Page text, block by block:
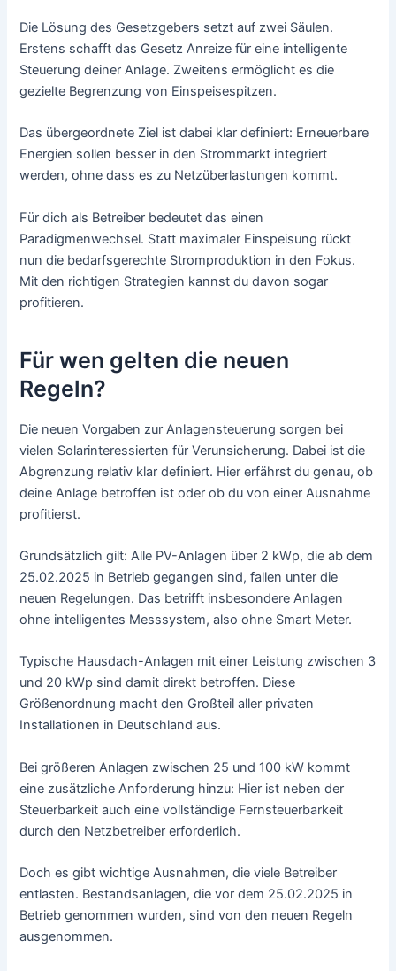
Die Lösung des Gesetzgebers setzt auf zwei Säulen.
Erstens schafft das Gesetz Anreize für eine intelligente
Steuerung deiner Anlage. Zweitens ermöglicht es die
gezielte Begrenzung von Einspeisespitzen.
Das übergeordnete Ziel ist dabei klar definiert: Erneuerbare
Energien sollen besser in den Strommarkt integriert
werden, ohne dass es zu Netzüberlastungen kommt.
Für dich als Betreiber bedeutet das einen
Paradigmenwechsel. Statt maximaler Einspeisung rückt
nun die bedarfsgerechte Stromproduktion in den Fokus.
Mit den richtigen Strategien kannst du davon sogar
profitieren.
Für wen gelten die neuen
Regeln?
Die neuen Vorgaben zur Anlagensteuerung sorgen bei
vielen Solarinteressierten für Verunsicherung. Dabei ist die
Abgrenzung relativ klar definiert. Hier erfährst du genau, ob
deine Anlage betroffen ist oder ob du von einer Ausnahme
profitierst.
Grundsätzlich gilt: Alle PV-Anlagen über 2 kWp, die ab dem
25.02.2025 in Betrieb gegangen sind, fallen unter die
neuen Regelungen. Das betrifft insbesondere Anlagen
ohne intelligentes Messsystem, also ohne Smart Meter.
Typische Hausdach-Anlagen mit einer Leistung zwischen 3
und 20 kWp sind damit direkt betroffen. Diese
Größenordnung macht den Großteil aller privaten
Installationen in Deutschland aus.
Bei größeren Anlagen zwischen 25 und 100 kW kommt
eine zusätzliche Anforderung hinzu: Hier ist neben der
Steuerbarkeit auch eine vollständige Fernsteuerbarkeit
durch den Netzbetreiber erforderlich.
Doch es gibt wichtige Ausnahmen, die viele Betreiber
entlasten. Bestandsanlagen, die vor dem 25.02.2025 in
Betrieb genommen wurden, sind von den neuen Regeln
ausgenommen.